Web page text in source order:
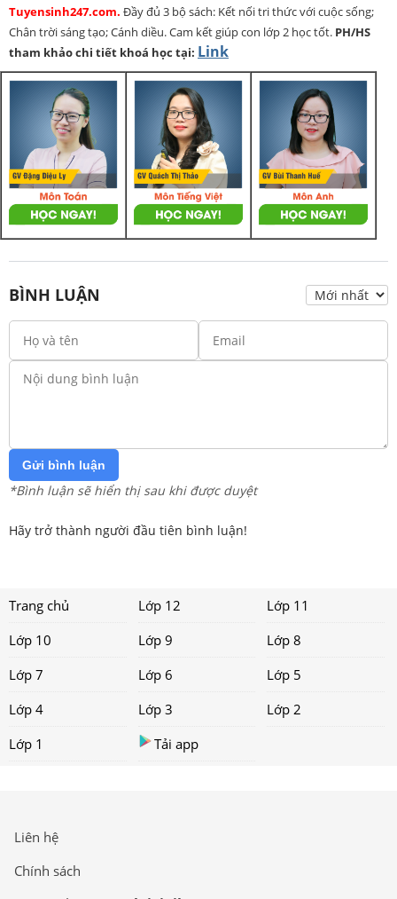
Tuyensinh247.com. Đầy đủ 3 bộ sách: Kết nối tri thức với cuộc sống;
Chân trời sáng tạo; Cánh diều. Cam kết giúp con lớp 2 học tốt. PH/HS
tham khảo chi tiết khoá học tại: Link
BÌNH LUẬN
Gửi bình luận
*Bình luận sẽ hiển thị sau khi được duyệt
Hãy trở thành người đầu tiên bình luận!
Trang chủ Lớp 12
Lớp 11
Lớp 10
Lớp 9
Lớp 8
Lớp 7
Lớp 6
Lớp 5
Lớp 4
Lớp 3
Lớp 2
Lớp 1
Tải app
Liên hệ
Chính sách